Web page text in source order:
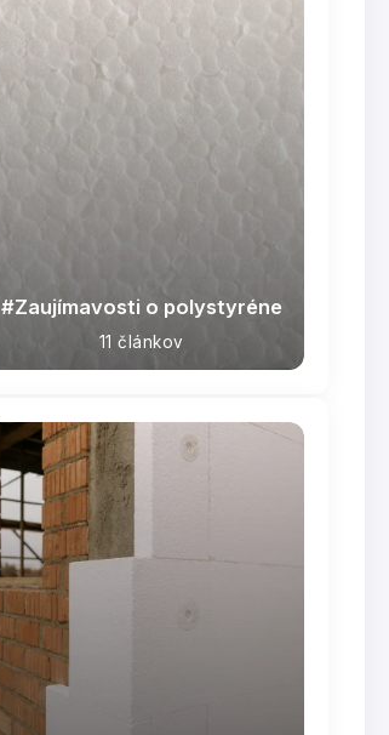
Zaujímavosti o polystyréne
11 článkov